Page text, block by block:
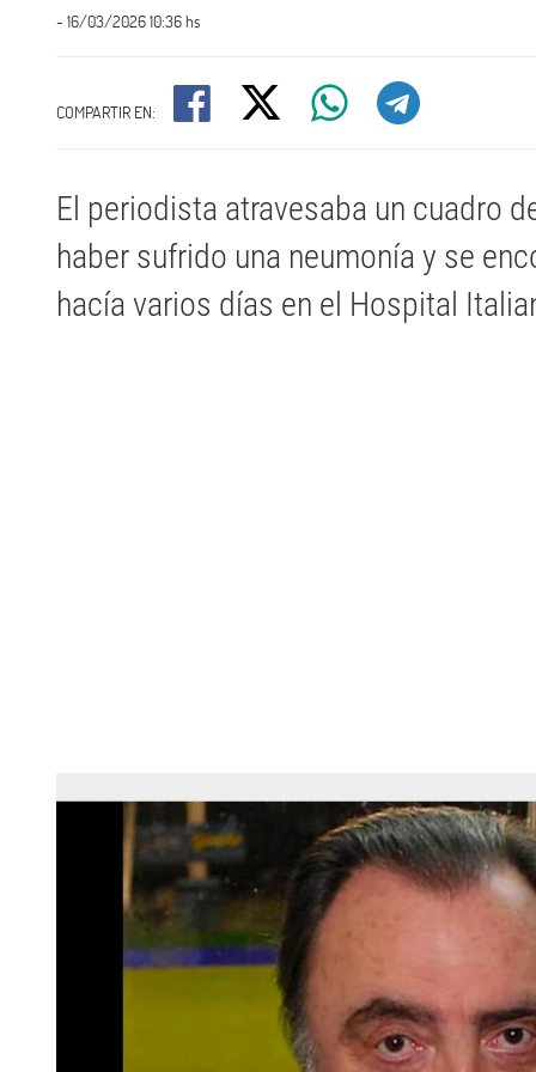
- 16/03/2026 10:36 hs
COMPARTIR EN:
El periodista atravesaba un cuadro
haber sufrido una neumonía y se
hacía varios días en el Hospital